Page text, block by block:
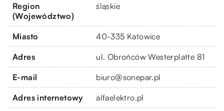
Region
(Województwo)
śląskie
Miasto 40-335 Katowice
Adres ul. Obrońców Westerplatte 81
E-mail biuro@sonepar.pl
Adres internetowy alfaelektro.pl